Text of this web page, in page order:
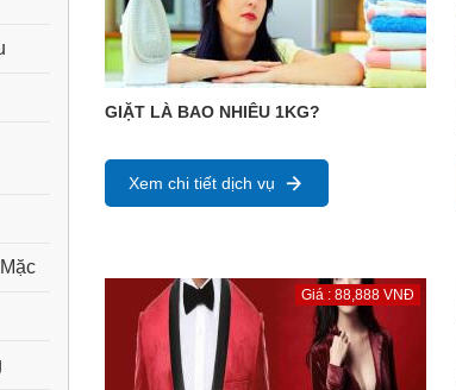
GIẶT LÀ BAO NHIÊU 1KG?
Xem chi tiết dịch vụ
Giá : 88,888 VNĐ